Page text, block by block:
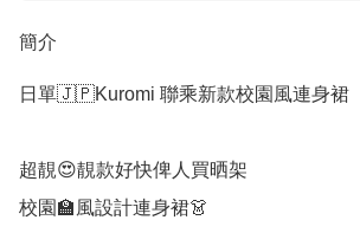
簡介
日單🇯🇵Kuromi 聯乘新款校園風連身裙
超靚😍靚款好快俾人買晒架
校園🏫風設計連身裙👗